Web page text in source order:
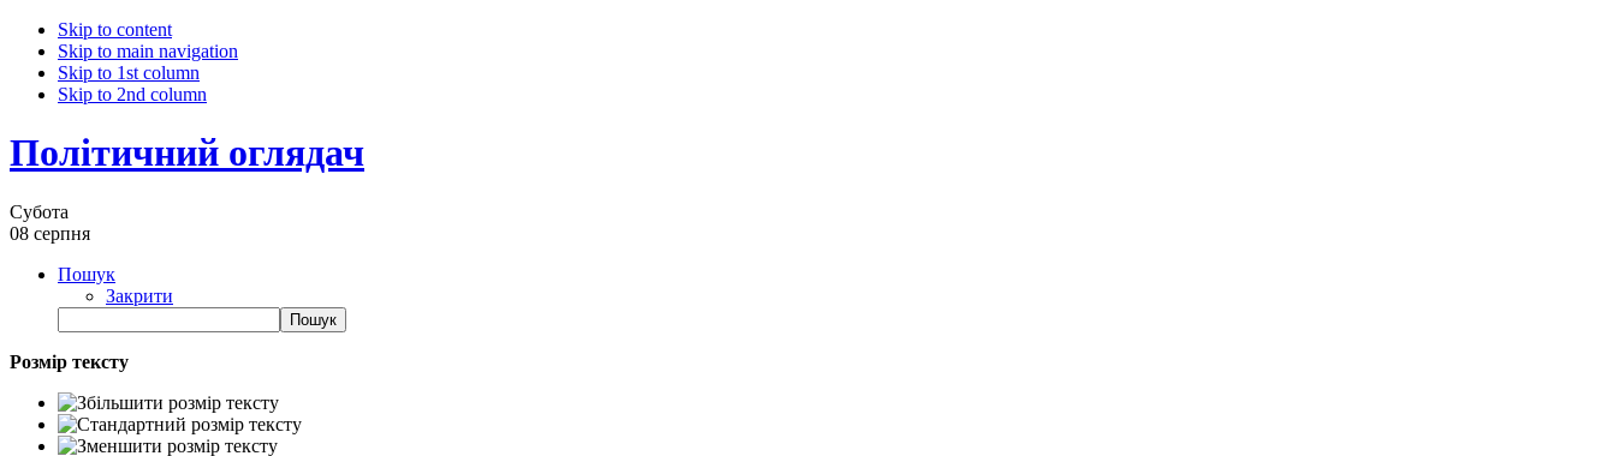
Skip to content
Skip to main navigation
Skip to 1st column
Skip to 2nd column
Політичний оглядач
Субота
08 серпня
Пошук
Закрити
Розмір тексту